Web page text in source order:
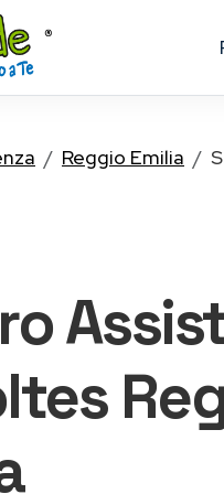
Reggio Emilia